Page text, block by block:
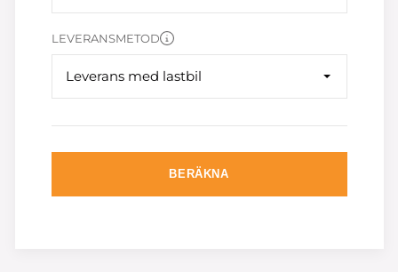
LEVERANSMETOD
Leverans med lastbil
BERÄKNA